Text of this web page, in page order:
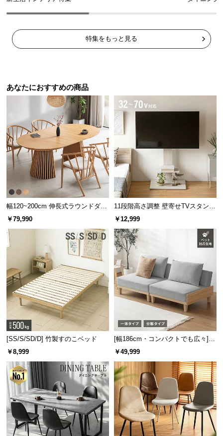
特集をもっと見る
あなたにおすすめの商品
幅120~200cm 伸長式ラウンドダイ
ニングテーブル 6人掛け 天然木突
板 美しい格子デザイン
￥79,990
11段階高さ調整 壁寄せTVスタンド
キャスター付き 上下左右角度調節
￥12,999
[SS/S/SD/D] 竹製すのこベッド
￥8,999
[幅186cm・コンパクトでも広々] 3
人掛けソファベッド リクライニン
￥49,999